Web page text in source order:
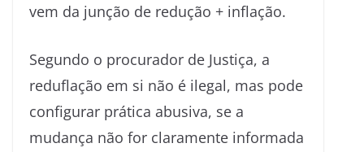
vem da junção de redução + inflação.
Segundo o procurador de Justiça, a
reduflação em si não é ilegal, mas pode
configurar prática abusiva, se a
mudança não for claramente informada